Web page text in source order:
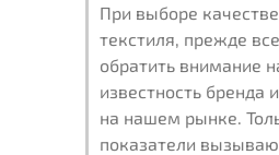
При выборе
текстиля, прежде
обратить внимание
известность бренда
на нашем рынке.
показатели